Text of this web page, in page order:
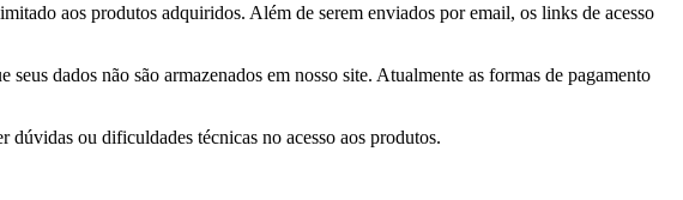
aos produtos adquiridos. Além de serem enviados por email, os links de acesso
dados não são armazenados em nosso site. Atualmente as formas de pagamento
dúvidas ou dificuldades técnicas no acesso aos produtos.